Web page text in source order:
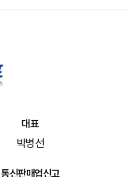
대표
박병선
통신판매업신고